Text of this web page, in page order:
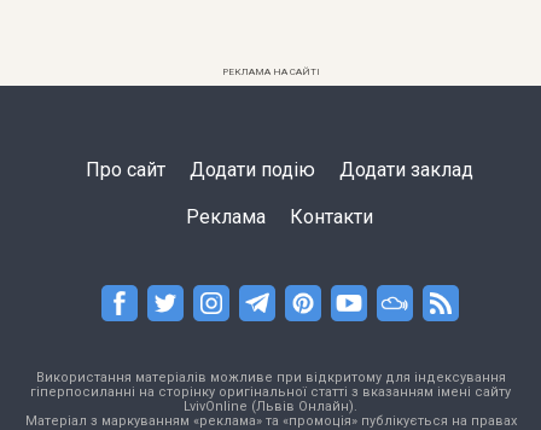
РЕКЛАМА НА САЙТІ
Про сайт Додати подію Додати заклад
Реклама Контакти
Використання матеріалів можливе при відкритому для індексування
гіперпосиланні на сторінку оригінальної статті з вказанням імені сайту
LvivOnline (Львів Онлайн).
Матеріал з маркуванням «реклама» та «промоція» публікується на правах